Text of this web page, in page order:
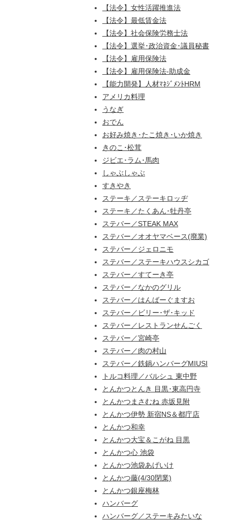
【法令】女性活躍推進法
【法令】最低賃金法
【法令】社会保険労務士法
【法令】選挙･政治資金･議員秘書
【法令】雇用保険法
【法令】雇用保険法-助成金
【能力開発】人材ﾏﾈｼﾞﾒﾝﾄHRM
アメリカ料理
うなぎ
おでん
お好み焼き･たこ焼き･いか焼き
きのこ･松茸
ジビエ･ラム･馬肉
しゃぶしゃぶ
すきやき
ステーキ／ステーキロッヂ
ステーキ／たくあん･牡丹亭
ステバー／STEAK MAX
ステバー／オオヤマベース(廃業)
ステバー／ジェロニモ
ステバー／ステーキハウスシカゴ
ステバー／すてーき亭
ステバー／なかのグリル
ステバー／はんばーぐますお
ステバー／ビリー･ザ･キッド
ステバー／レストランせんごく
ステバー／宮崎亭
ステバー／肉の村山
ステバー／鉄鍋ハンバーグMIUSI
トルコ料理／バルシュ 東中野
とんかつとんき 目黒･東高円寺
とんかつまさむね 赤坂見附
とんかつ伊勢 新宿NS＆都庁店
とんかつ和幸
とんかつ大宝＆こがね 目黒
とんかつ心 池袋
とんかつ池袋あげいけ
とんかつ藤(4/30閉業)
とんかつ銀座梅林
ハンバーグ
ハンバーグ／ステーキみたいな